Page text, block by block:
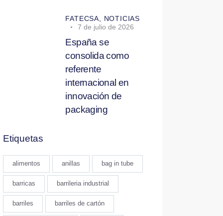
FATECSA, NOTICIAS
7 de julio de 2026
España se
consolida como
referente
internacional en
innovación de
packaging
Etiquetas
alimentos anillas bag in tube
barricas barrileria industrial
barriles barriles de cartón